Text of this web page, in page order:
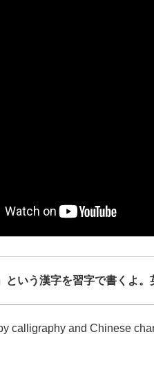
という漢字を習字で書くよ
calligraphy and Chinese